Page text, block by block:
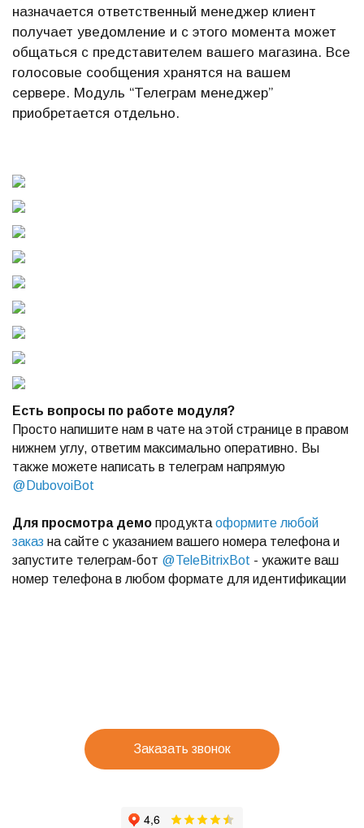
назначается ответственный менеджер клиент
получает уведомление и с этого момента может
общаться с представителем вашего магазина. Все
голосовые сообщения хранятся на вашем
сервере. Модуль “Телеграм менеджер”
приобретается отдельно.
Есть вопросы по работе модуля?
Просто напишите нам в чате на этой странице в правом
нижнем углу, ответим максимально оперативно. Вы
также можете написать в телеграм напрямую
@DubovoiBot
Для просмотра демо продукта оформите любой
заказ на сайте с указанием вашего номера телефона и
запустите телеграм-бот @TeleBitrixBot - укажите ваш
номер телефона в любом формате для идентификации
Заказать звонок